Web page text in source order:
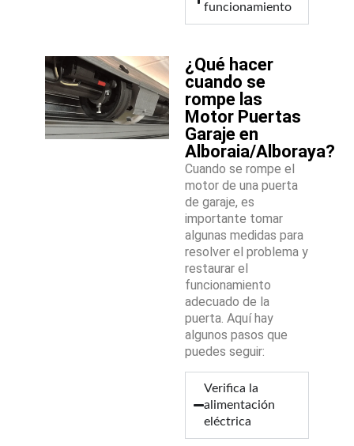
funcionamiento
¿Qué hacer
cuando se
rompe las
Motor Puertas
Garaje en
Alboraia/Alboraya?
Cuando se rompe el
motor de una puerta
de garaje, es
importante tomar
algunas medidas para
resolver el problema y
restaurar el
funcionamiento
adecuado de la
puerta. Aquí hay
algunos pasos que
puedes seguir:
Verifica la
alimentación
eléctrica